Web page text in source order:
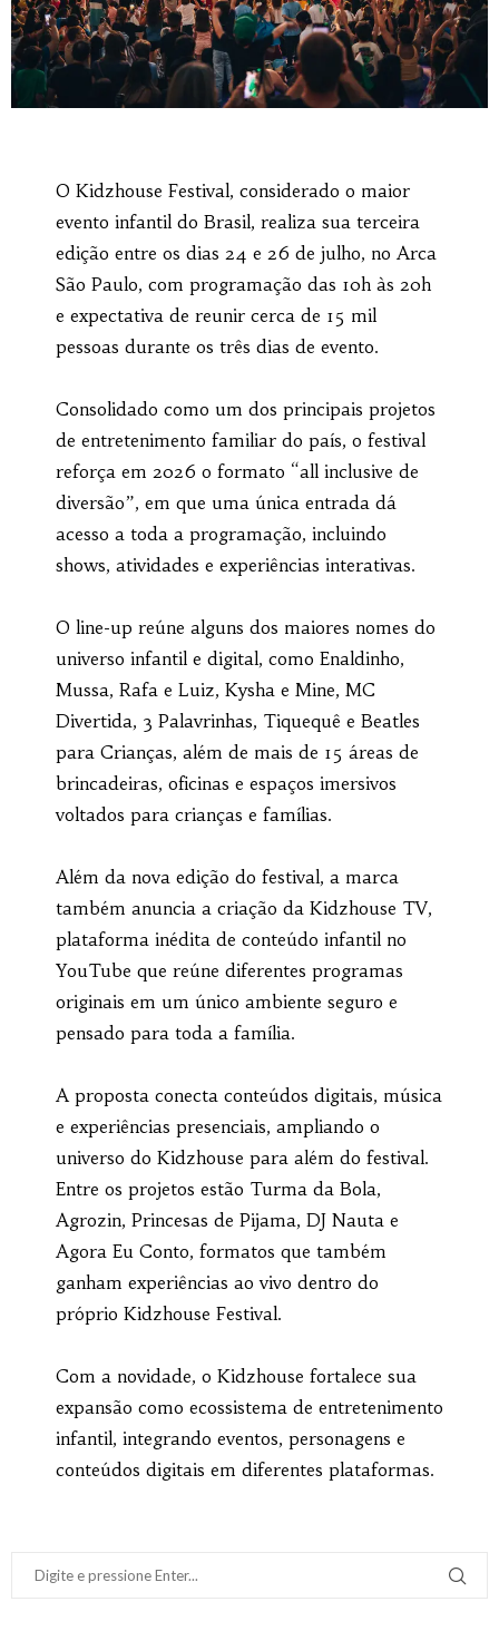
O Kidzhouse Festival, considerado o maior
evento infantil do Brasil, realiza sua terceira
edição entre os dias 24 e 26 de julho, no Arca
São Paulo, com programação das 10h às 20h
e expectativa de reunir cerca de 15 mil
pessoas durante os três dias de evento.
Consolidado como um dos principais projetos
de entretenimento familiar do país, o festival
reforça em 2026 o formato “all inclusive de
diversão”, em que uma única entrada dá
acesso a toda a programação, incluindo
shows, atividades e experiências interativas.
O line-up reúne alguns dos maiores nomes do
universo infantil e digital, como Enaldinho,
Mussa, Rafa e Luiz, Kysha e Mine, MC
Divertida, 3 Palavrinhas, Tiquequê e Beatles
para Crianças, além de mais de 15 áreas de
brincadeiras, oficinas e espaços imersivos
voltados para crianças e famílias.
Além da nova edição do festival, a marca
também anuncia a criação da Kidzhouse TV,
plataforma inédita de conteúdo infantil no
YouTube que reúne diferentes programas
originais em um único ambiente seguro e
pensado para toda a família.
A proposta conecta conteúdos digitais, música
e experiências presenciais, ampliando o
universo do Kidzhouse para além do festival.
Entre os projetos estão Turma da Bola,
Agrozin, Princesas de Pijama, DJ Nauta e
Agora Eu Conto, formatos que também
ganham experiências ao vivo dentro do
próprio Kidzhouse Festival.
Com a novidade, o Kidzhouse fortalece sua
expansão como ecossistema de entretenimento
infantil, integrando eventos, personagens e
conteúdos digitais em diferentes plataformas.